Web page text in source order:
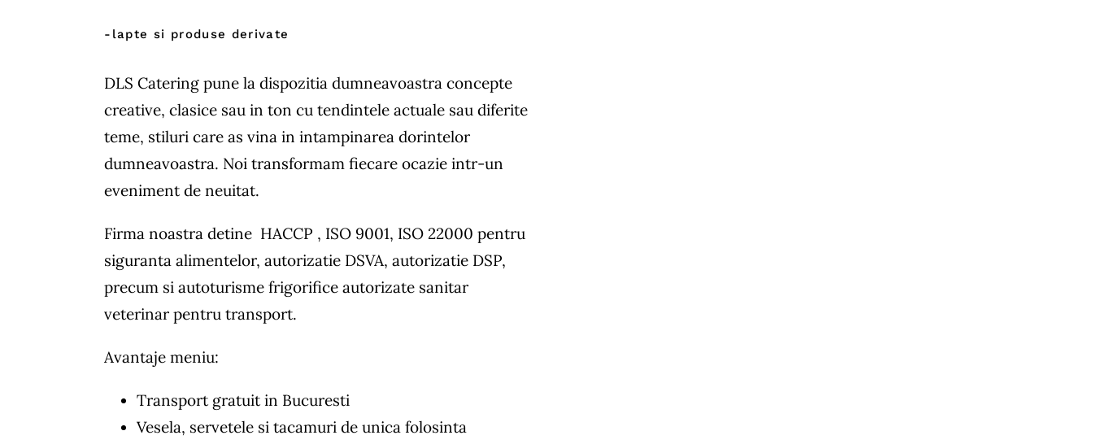
-lapte si produse derivate
DLS Catering pune la dispozitia dumneavoastra concepte
creative, clasice sau in ton cu tendintele actuale sau diferite
teme, stiluri care as vina in intampinarea dorintelor
dumneavoastra. Noi transformam fiecare ocazie intr-un
eveniment de neuitat.
Firma noastra detine HACCP , ISO 9001, ISO 22000 pentru
siguranta alimentelor, autorizatie DSVA, autorizatie DSP,
precum si autoturisme frigorifice autorizate sanitar
veterinar pentru transport.
Avantaje meniu:
Transport gratuit in Bucuresti
Vesela, servetele si tacamuri de unica folosinta